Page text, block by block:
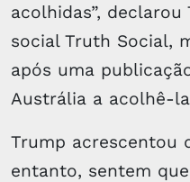
acolhidas”,
social Truth Social,
após uma
Austrália a acolhê-
Trump acrescentou
entanto, sentem